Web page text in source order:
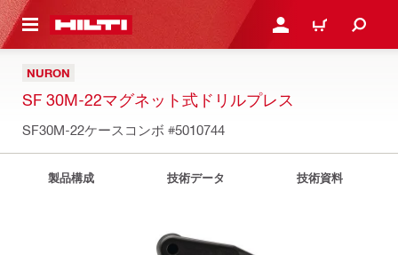
内容を表示 ログイン・新規オンライ
カート
NURON
SF 30M-22マグネット式ドリルプレス
SF30M-22ケースコンボ #5010744
製品構成 技術データ 技術資料